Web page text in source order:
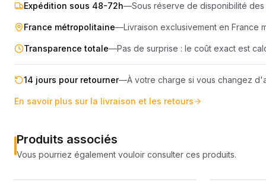
Expédition sous 48-72h—Sous réserve de disponibilité
France métropolitaine—Livraison exclusivement en France
Transparence totale—Pas de surprise : le coût exact est
14 jours pour retourner—À votre charge si vous changez
En savoir plus sur la livraison et les retours
Produits associés
Vous pourriez également vouloir consulter ces produits.